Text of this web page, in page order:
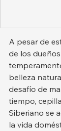
A pesar de
de los
belleza
desafío de
tiempo,
Siberiano se
la vida